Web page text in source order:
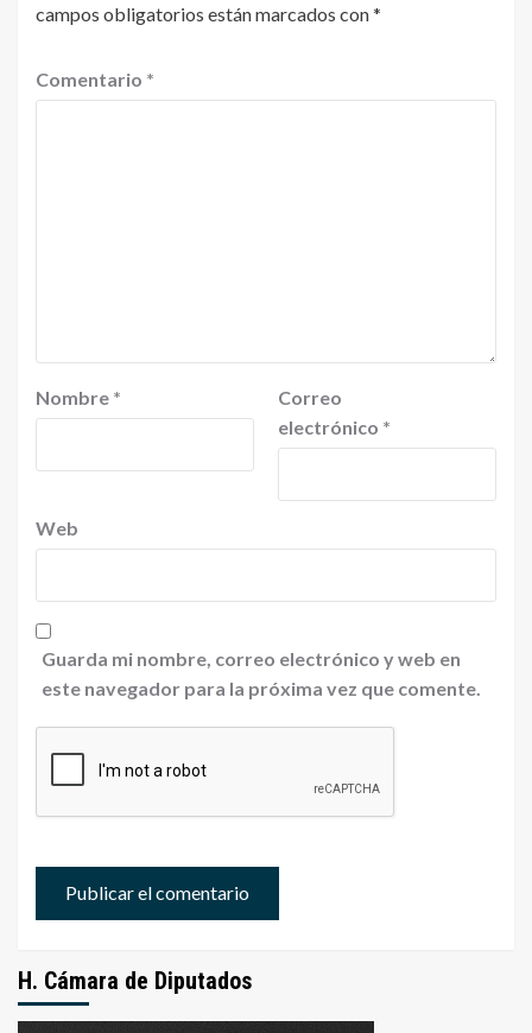
campos obligatorios están marcados con*
Comentario *
Nombre *
Correo
electrónico *
Web
Guarda mi nombre, correo electrónico y web en
este navegador para la próxima vez que comente.
H. Cámara de Diputados